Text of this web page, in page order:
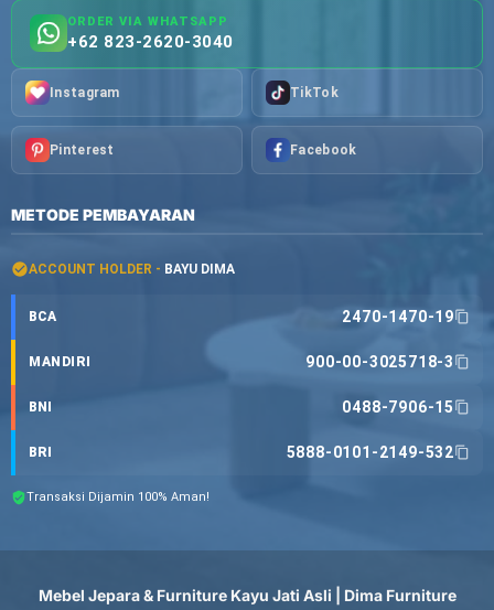
ORDER VIA WHATSAPP
+62 823-2620-3040
Instagram TikTok
Pinterest Facebook
METODE PEMBAYARAN
ACCOUNT HOLDER - BAYU DIMA
BCA 2470-1470-19
MANDIRI 900-00-3025718-3
BNI 0488-7906-15
BRI 5888-0101-2149-532
Transaksi Dijamin 100% Aman!
Mebel Jepara & Furniture Kayu Jati Asli | Dima Furniture